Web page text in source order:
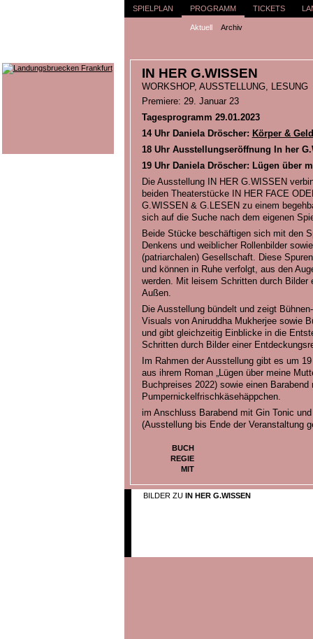
SPIELPLAN PROGRAMM
Aktuell Archiv
TICKETS
IN HER G.WISSEN
WORKSHOP, AUSSTELLUNG, LESUNG
Premiere: 29. Januar 23
Tagesprogramm 29.01.2023
14 Uhr Daniela Dröscher: Körper &
18 Uhr Ausstellungseröffnung In her
19 Uhr Daniela Dröscher: Lügen über
Die Ausstellung IN HER G.WISSEN
beiden Theaterstücke IN HER FACE
G.WISSEN & G.LESEN zu einem
sich auf die Suche nach dem eigenen
Beide Stücke beschäftigen sich mit den
Denkens und weiblicher Rollenbilder
(patriarchalen) Gesellschaft. Diese
und können in Ruhe verfolgt, aus den
werden. Mit leisem Schritten durch Bilder
Außen.
Die Ausstellung bündelt und zeigt
Visuals von Aniruddha Mukherjee sowie
und gibt gleichzeitig Einblicke in die
Schritten durch Bilder einer
Im Rahmen der Ausstellung gibt es um
aus ihrem Roman „Lügen über meine
Buchpreises 2022) sowie einen Barabend
Pumpernickelfrischkäsehäppchen.
im Anschluss Barabend mit Gin Tonic
(Ausstellung bis Ende der Veranstaltung
BUCH
REGIE
MIT
BILDER ZU IN HER G.WISSEN